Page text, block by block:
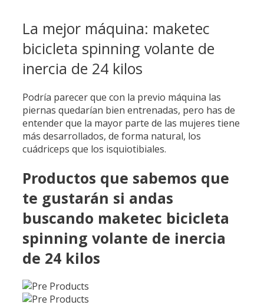
La mejor máquina: maketec
bicicleta spinning volante de
inercia de 24 kilos
Podría parecer que con la previo máquina las
piernas quedarían bien entrenadas, pero has de
entender que la mayor parte de las mujeres tiene
más desarrollados, de forma natural, los
cuádriceps que los isquiotibiales.
Productos que sabemos que
te gustarán si andas
buscando maketec bicicleta
spinning volante de inercia
de 24 kilos